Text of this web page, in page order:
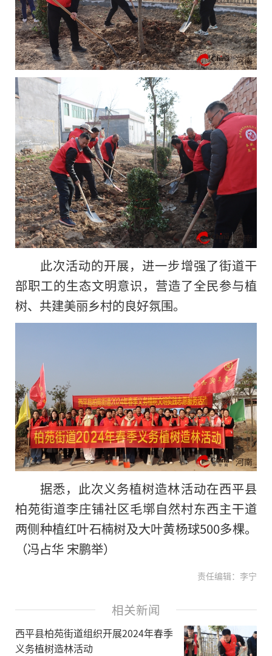
此次活动的开展，进一步增强了街道干
部职工的生态文明意识，营造了全民参与植
树、共建美丽乡村的良好氛围。
据悉，此次义务植树造林活动在西平县
柏苑街道李庄铺社区毛墎自然村东西主干道
两侧种植红叶石楠树及大叶黄杨球500多棵。
（冯占华 宋鹏举）
责任编辑：李宁
相关新闻
​西平县柏苑街道组织开展2024年春季
义务植树造林活动